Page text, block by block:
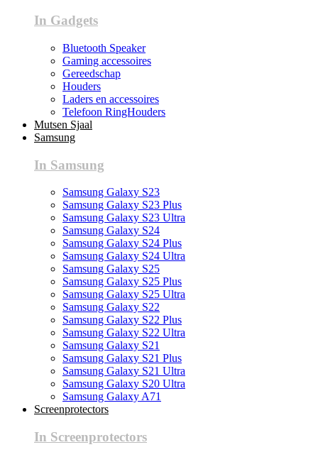
In Gadgets
Bluetooth Speaker
Gaming accessoires
Gereedschap
Houders
Laders en accessoires
Telefoon RingHouders
Mutsen Sjaal
Samsung
In Samsung
Samsung Galaxy S23
Samsung Galaxy S23 Plus
Samsung Galaxy S23 Ultra
Samsung Galaxy S24
Samsung Galaxy S24 Plus
Samsung Galaxy S24 Ultra
Samsung Galaxy S25
Samsung Galaxy S25 Plus
Samsung Galaxy S25 Ultra
Samsung Galaxy S22
Samsung Galaxy S22 Plus
Samsung Galaxy S22 Ultra
Samsung Galaxy S21
Samsung Galaxy S21 Plus
Samsung Galaxy S21 Ultra
Samsung Galaxy S20 Ultra
Samsung Galaxy A71
Screenprotectors
In Screenprotectors